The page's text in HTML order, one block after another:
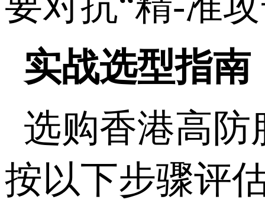
实战选型指
选购香港高防
按以下步骤评